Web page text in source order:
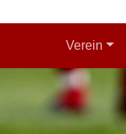
Verein